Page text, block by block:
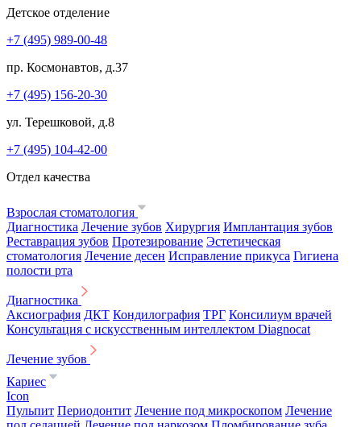
Детское отделение
+7 (495) 989-00-48
пр. Космонавтов, д.37
+7 (495) 156-20-30
ул. Терешковой, д.8
+7 (495) 104-42-00
Отдел качества
Взрослая стоматология
Диагностика Лечение зубов Хирургия Имплантация зубов
Реставрация зубов Протезирование Эстетическая
стоматология Лечение десен Исправление прикуса Гигиена
полости рта
Диагностика
Аксиография ДКТ Кондилография ТРГ Консилиум врачей
Консультация с искусственным интеллектом Diagnocat
Лечение зубов
Кариес
Icon
Пульпит Периодонтит Лечение под микроскопом Лечение